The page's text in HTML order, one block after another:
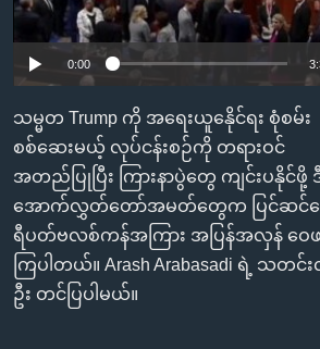
အ
ညွန်း
စာမျက်နှာ
ကျော်
ကြည့်
ရန်
ရှာဖွေ
ရန်
နေရာ
သို့
သုတပဒေသာ အင်္ဂလိပ်စာ
Learning English
ဘာသာစကားများ
0:00
သမ္မတ Trump ကို အရေးယူနေိုင်ရး စုံစမ်း
စစ်ဆေးမယ့် လုပ်ငန်းစဉ်ကို တရားဝင်
အတည်ပြုပြီး ကြားနာပွဲတွေ ကျင်းပနိုင်
အောက်လွှတ်တော်အမတ်တွေက ပြင်ဆင်နေ
ရီပတ်ဗလစ်ကန်အကြား အပြန်အလှန် ဝေဖ
ကြပါတယ်။ Arash Arabasadi ရဲ့ သ
ဦး တင်ပြပါမယ်။